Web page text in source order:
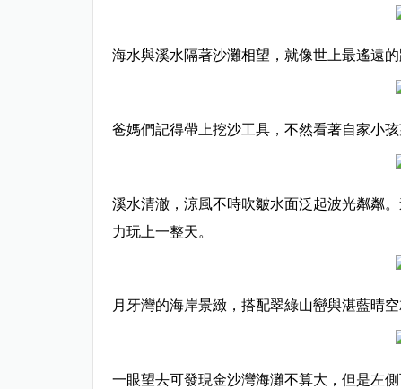
海水與溪水隔著沙灘相望，就像世上最遙遠
爸媽們記得帶上挖沙工具，不然看著自家小
溪水清澈，涼風不時吹皺水面泛起波光粼粼
力玩上一整天。
月牙灣的海岸景緻，搭配翠綠山巒與湛藍晴空
一眼望去可發現金沙灣海灘不算大，但是左